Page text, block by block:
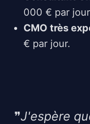
000 € par
CMO très
€ par jour.
❞J'espère